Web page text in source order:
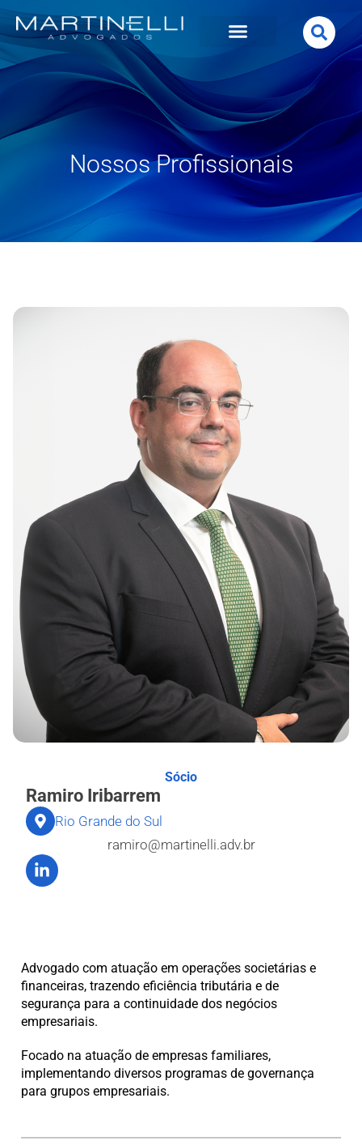
Nossos Profissionais
Sócio
Ramiro Iribarrem
Rio Grande do Sul
ramiro@martinelli.adv.br
Advogado com atuação em operações societárias e
financeiras, trazendo eficiência tributária e de
segurança para a continuidade dos negócios
empresariais.
Focado na atuação de empresas familiares,
implementando diversos programas de governança
para grupos empresariais.